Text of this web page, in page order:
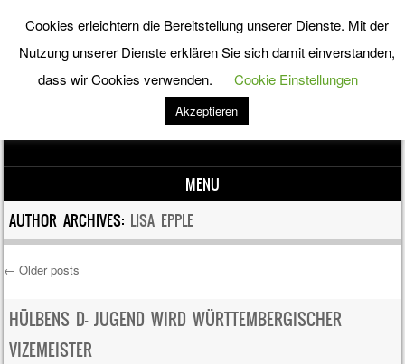
Förderverein Leistungsturnen
Hülben e.V.
Förderverein Leistungsturnen Hülben e.V.
MENU
Skip to content
AUTHOR ARCHIVES: LISA EPPLE
Post navigation
← Older posts
HÜLBENS D- JUGEND WIRD WÜRTTEMBERGISCHER
VIZEMEISTER
Cookies erleichtern die Bereitstellung unserer Dienste. Mit der
Nutzung unserer Dienste erklären Sie sich damit einverstanden,
dass wir Cookies verwenden.
Cookie Einstellungen
Akzeptieren